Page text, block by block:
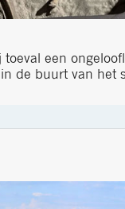
een
de buurt van het